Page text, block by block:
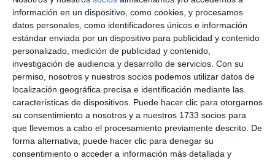
información en un dispositivo, como cookies, y procesamos
datos personales, como identificadores únicos e información
estándar enviada por un dispositivo para publicidad y contenido
personalizado, medición de publicidad y contenido,
investigación de audiencia y desarrollo de servicios. Con su
permiso, nosotros y nuestros socios podemos utilizar datos de
localización geográfica precisa e identificación mediante las
características de dispositivos. Puede hacer clic para otorgarnos
su consentimiento a nosotros y a nuestros 1733 socios para
que llevemos a cabo el procesamiento previamente descrito. De
forma alternativa, puede hacer clic para denegar su
consentimiento o acceder a información más detallada y